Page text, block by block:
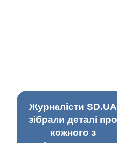
Журналісти SD.UA
зібрали деталі про
кожного з